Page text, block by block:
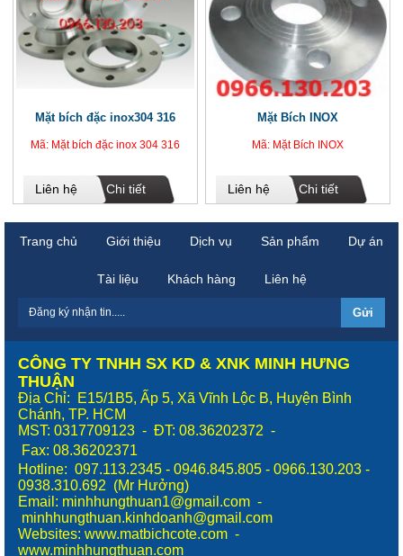
Mặt bích đặc inox304 316
Mã: Mặt bích đặc inox 304 316
Liên hệ Chi tiết
Mặt Bích INOX
Mã: Mặt Bích INOX
Liên hệ Chi tiết
Trang chủ Giới thiệu Dịch vụ Sản phẩm Dự án
Tài liệu Khách hàng Liên hệ
CÔNG TY TNHH SX KD & XNK MINH HƯNG
THUẬN
Địa Chỉ: E15/1B5, Ấp 5, Xã Vĩnh Lộc B, Huyện Bình
Chánh, TP. HCM
MST: 0317709123 - ĐT: 08.36202372 -
Fax: 08.36202371
Hotline: 097.113.2345 - 0946.845.805 - 0966.130.203 -
0938.310.692 (Mr Hưởng)
Email: minhhungthuan1@gmail.com -
minhhungthuan.kinhdoanh@gmail.com
Websites: www.matbichcote.com -
www.minhhungthuan.com